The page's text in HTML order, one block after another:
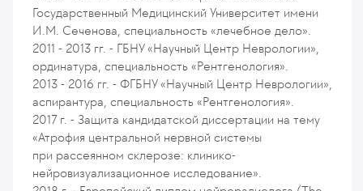
Государственный Медицинский Университет имени
И.М. Сеченова, специальность «лечебное дело».
2011 - 2013 гг. - ГБНУ «Научный Центр Неврологии»,
ординатура, специальность «Рентгенология».
2013 - 2016 гг. - ФГБНУ «Научный Центр Неврологии»,
аспирантура, специальность «Рентгенология».
2017 г. - Защита кандидатской диссертации на тему
«Атрофия центральной нервной системы
при рассеянном склерозе: клинико-
нейровизуализационное исследование».